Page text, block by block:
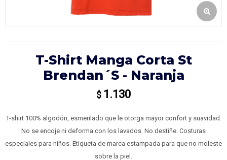
T-Shirt Manga Corta St
Brendan´s - Naranja
$ 1.130
T-shirt 100% algodón, esmerilado que le otorga mayor confort y suavidad.
No se encoje ni deforma con los lavados. No destiñe. Costuras
especiales para niños. Etiqueta de marca estampada para que no moleste
sobre la piel.